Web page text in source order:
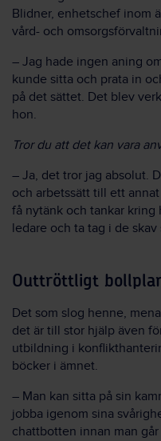
Blidner, enhetschef inom
vård- och
– Jag hade ingen aning
kunde sitta och prata in
på det sättet. Det blev
hon.
Tror du att det kan vara
– Ja, det tror jag absolut.
och arbetssätt till ett
få nytänk och tankar kring
ledare och ta tag i de
Outtröttligt
Det som slog henne,
det är till stor hjälp även
utbildning i
böcker i ämnet.
– Man kan sitta på sin
jobba igenom sina
chattbotten innan man